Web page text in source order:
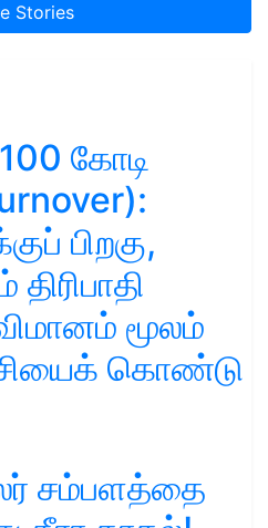
Stories
கோடி
பிறகு,
மூலம்
கொண்டு
சம்பளத்தை